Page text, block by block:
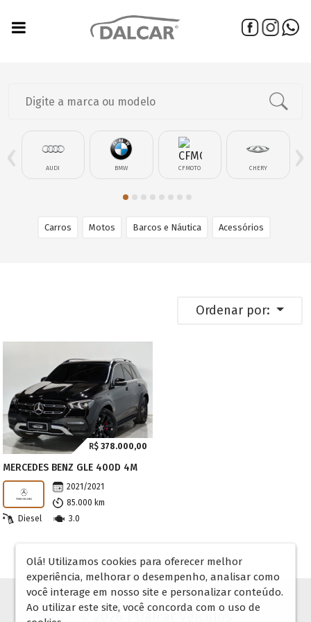
AUDI BMW CFMOTO CHERY
‹ ›
Carros Motos Barcos e Náutica Acessórios
Ordenar por:
R$ 378.000,00
MERCEDES BENZ GLE 400D 4M
2021/2021
85.000 km
Diesel
3.0
© 2026 | Dalcar Veículos
Olá! Utilizamos cookies para oferecer melhor
experiência, melhorar o desempenho, analisar como
você interage em nosso site e personalizar conteúdo.
Ao utilizar este site, você concorda com o uso de